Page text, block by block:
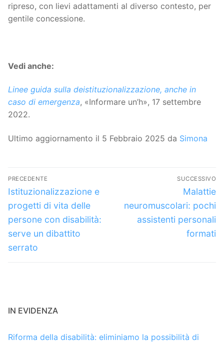
ripreso, con lievi adattamenti al diverso contesto, per
gentile concessione.
Vedi anche:
Linee guida sulla deistituzionalizzazione, anche in
caso di emergenza, «Informare un’h», 17 settembre
2022.
Ultimo aggiornamento il 5 Febbraio 2025 da Simona
Navigazione
articoli
PRECEDENTE
Articolo
precedente:
Istituzionalizzazione e
progetti di vita delle
persone con disabilità:
serve un dibattito
serrato
SUCCESSIVO
Articolo
Malattie
neuromuscolari: pochi
assistenti personali
formati
IN EVIDENZA
Riforma della disabilità: eliminiamo la possibilità di